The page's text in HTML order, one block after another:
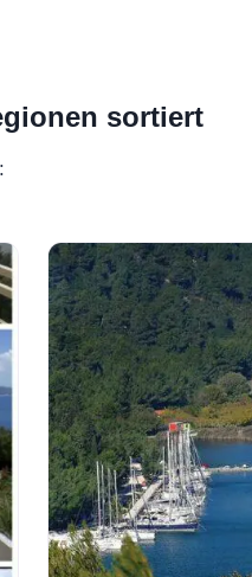
sortiert